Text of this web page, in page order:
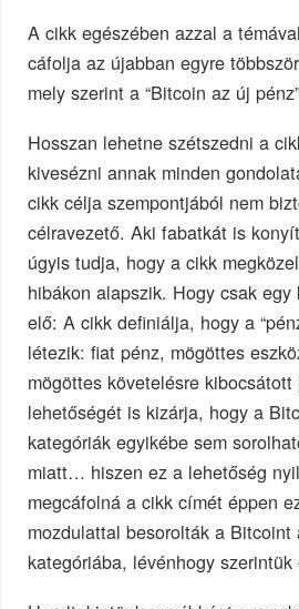
A cikk egészében azzal a
cáfolja az újabban egyre
mely szerint a “Bitcoin az új
Hosszan lehetne szétszedni a
kivesézni annak minden
cikk célja szempontjából nem
célravezető. Aki fabatkát is
úgyis tudja, hogy a cikk
hibákon alapszik. Hogy csak
elő: A cikk definiálja, hogy a
létezik: fiat pénz, mögöttes
mögöttes követelésre
lehetőségét is kizárja, hogy a
kategóriák egyikébe sem
miatt… hiszen ez a lehetőség
megcáfolná a cikk címét éppen
mozdulattal besorolták a Bitcoint
kategóriába, lévénhogy